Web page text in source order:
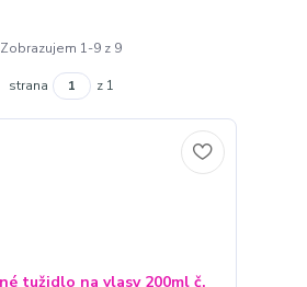
Zobrazujem 1-9 z 9
strana z 1